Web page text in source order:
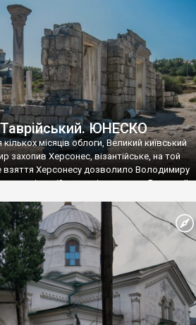
Раритети викрадені з фондів об’єкту
ЮНЕСКО «Херсонеса Таврійського».
«Золото Візантії», але експерти та
вважають це лише […]
ЮНЕСКО
кількох місяців облоги, Великий київський
захопив Херсонес, візантійське, на той
взяття Херсонесу дозволило Володимиру
візантійському імператору Василю ІІ,
язичник, став Василем-
потім було Хрещення Русі. На честь
названо місто […]